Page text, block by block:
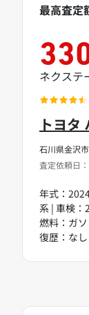
石川県金沢市
査定依頼日
トヨタ
年式：
系 | 車検：
燃料：ガ
復歴：なし
最高査定
ネクステ